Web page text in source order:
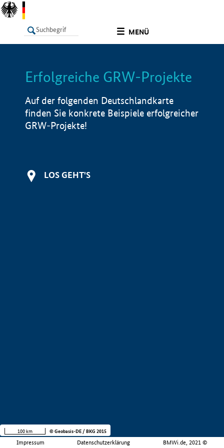
MENÜ
LISTE Info
Erfolgreiche GRW-Projekte
Auf der folgenden Deutschlandkarte
finden Sie konkrete Beispiele erfolgreicher
GRW-Projekte!
LOS GEHT'S
Impressum Datenschutzerklärung BMWi.de, 2021 ©
100 km © Geobasis-DE / BKG 2015